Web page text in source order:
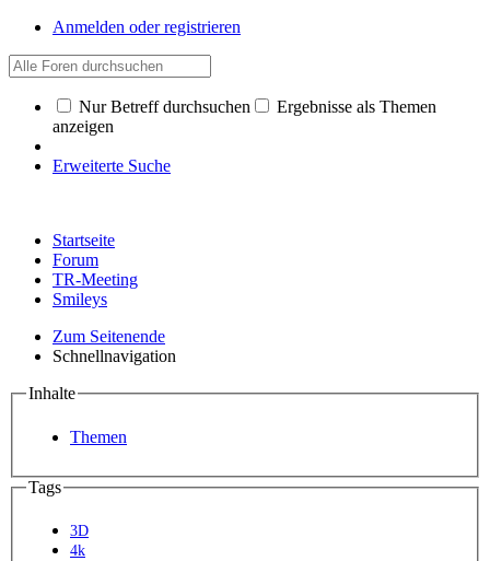
Anmelden oder registrieren
Nur Betreff durchsuchen
Ergebnisse als Themen
anzeigen
Erweiterte Suche
Startseite
Forum
TR-Meeting
Smileys
Zum Seitenende
Schnellnavigation
Inhalte
Themen
Tags
3D
4k